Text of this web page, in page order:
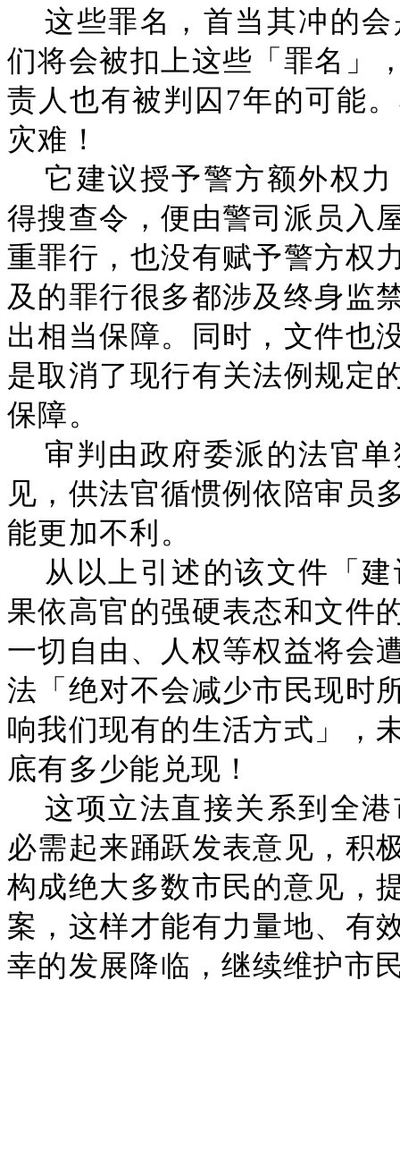
这些罪名，首当其冲的
们将会被扣上这些「罪名」
责人也有被判囚7年的可能
灾难！
它建议授予警方额外权
得搜查令，便由警司派员入
重罪行，也没有赋予警方权
及的罪行很多都涉及终身监
出相当保障。同时，文件也
是取消了现行有关法例规定
保障。
审判由政府委派的法官
见，供法官循惯例依陪审员
能更加不利。
从以上引述的该文件「
果依高官的强硬表态和文件
一切自由、人权等权益将会
法「绝对不会减少市民现时
响我们现有的生活方式」，
底有多少能兑现！
这项立法直接关系到全
必需起来踊跃发表意见，积
构成绝大多数市民的意见，
案，这样才能有力量地、有
幸的发展降临，继续维护市